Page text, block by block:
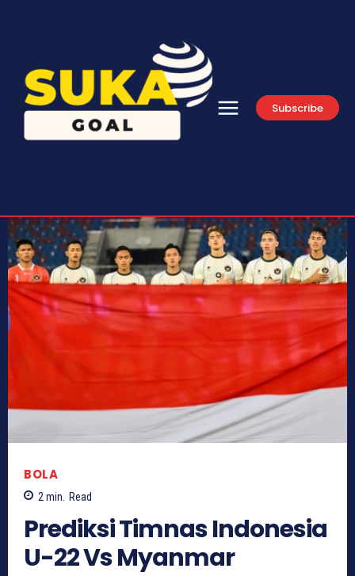
Subscribe
BOLA
2min. Read
Prediksi Timnas Indonesia
U-22 Vs Myanmar